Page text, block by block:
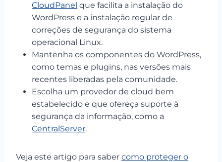
CloudPanel que facilita a instalação do
WordPress e a instalação regular de
correções de segurança do sistema
operacional Linux.
Mantenha os componentes do WordPress,
como temas e plugins, nas versões mais
recentes liberadas pela comunidade.
Escolha um provedor de cloud bem
estabelecido e que ofereça suporte à
segurança da informação, como a
CentralServer.
Veja este artigo para saber como proteger o